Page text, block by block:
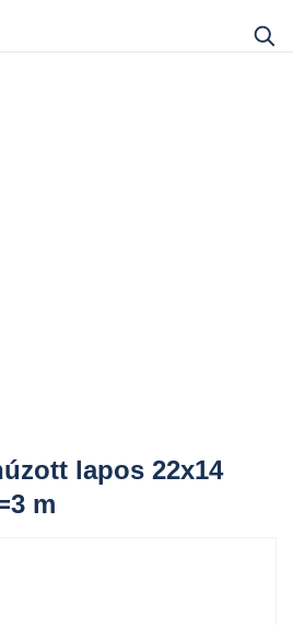
lapos 22x14
m